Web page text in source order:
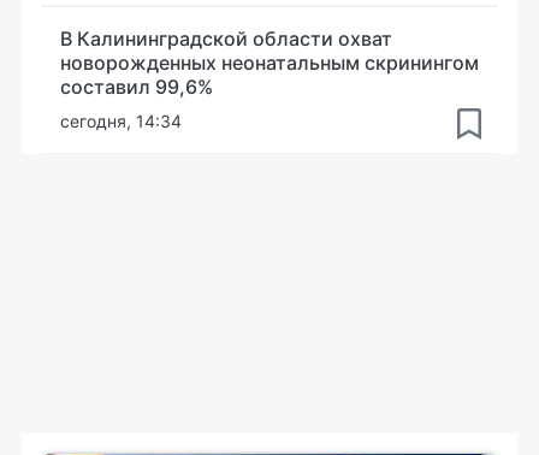
В Калининградской области охват
новорожденных неонатальным скринингом
составил 99,6%
сегодня, 14:34